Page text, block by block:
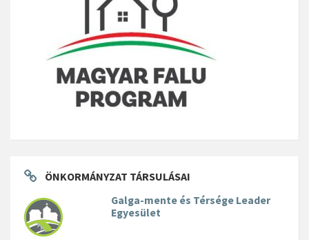
ÖNKORMÁNYZAT TÁRSULÁSAI
Galga-mente és Térsége Leader
Egyesület